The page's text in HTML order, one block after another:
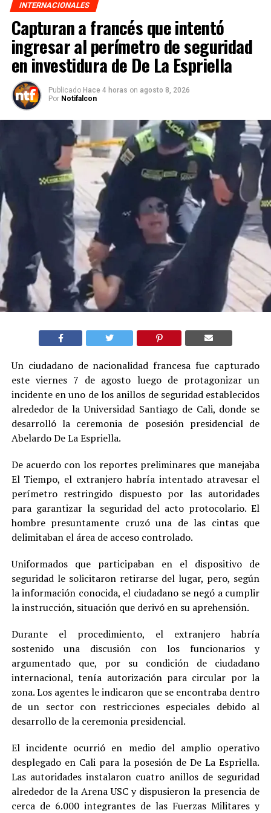
INTERNACIONALES
Capturan a francés que intentó
ingresar al perímetro de seguridad
en investidura de De La Espriella
Publicado Hace 4 horas on agosto 8, 2026
Por Notifalcon
Un ciudadano de nacionalidad francesa fue capturado
este viernes 7 de agosto luego de protagonizar un
incidente en uno de los anillos de seguridad establecidos
alrededor de la Universidad Santiago de Cali, donde se
desarrolló la ceremonia de posesión presidencial de
Abelardo De La Espriella.
De acuerdo con los reportes preliminares que manejaba
El Tiempo, el extranjero habría intentado atravesar el
perímetro restringido dispuesto por las autoridades
para garantizar la seguridad del acto protocolario. El
hombre presuntamente cruzó una de las cintas que
delimitaban el área de acceso controlado.
Uniformados que participaban en el dispositivo de
seguridad le solicitaron retirarse del lugar, pero, según
la información conocida, el ciudadano se negó a cumplir
la instrucción, situación que derivó en su aprehensión.
Durante el procedimiento, el extranjero habría
sostenido una discusión con los funcionarios y
argumentado que, por su condición de ciudadano
internacional, tenía autorización para circular por la
zona. Los agentes le indicaron que se encontraba dentro
de un sector con restricciones especiales debido al
desarrollo de la ceremonia presidencial.
El incidente ocurrió en medio del amplio operativo
desplegado en Cali para la posesión de De La Espriella.
Las autoridades instalaron cuatro anillos de seguridad
alrededor de la Arena USC y dispusieron la presencia de
cerca de 6.000 integrantes de las Fuerzas Militares y